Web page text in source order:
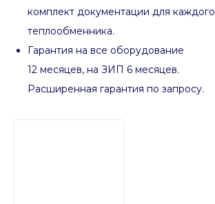
комплект документации для каждого
теплообменника.
Гарантия на все оборудование
12 месяцев, на ЗИП 6 месяцев.
Расширенная гарантия по запросу.